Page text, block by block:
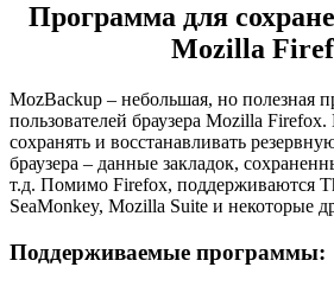
Программа для
Mozilla
MozBackup – небольшая, но полезная
пользователей браузера Mozilla
сохранять и восстанавливать
браузера – данные закладок,
т.д. Помимо Firefox, поддерживаются
SeaMonkey, Mozilla Suite и некоторые
Поддерживаемые программы: